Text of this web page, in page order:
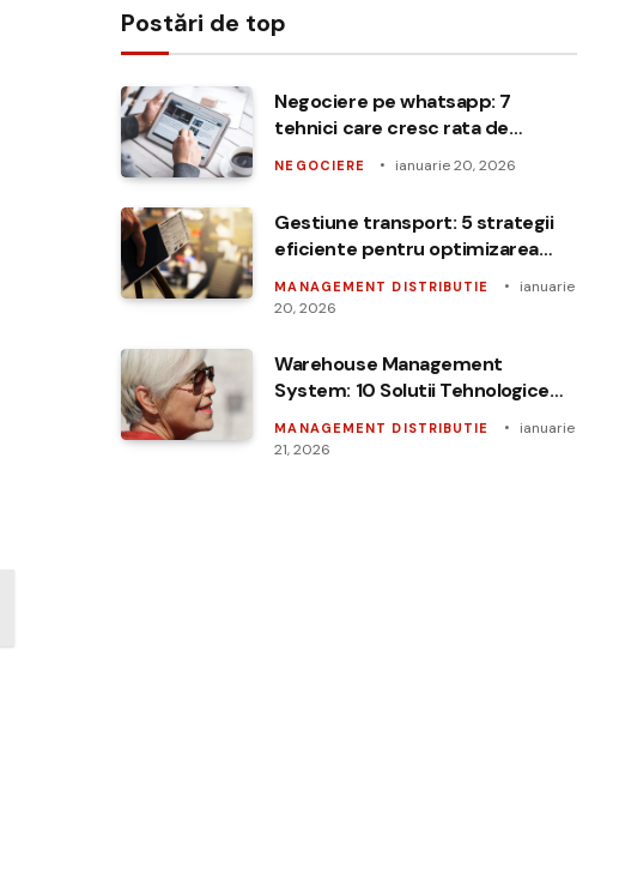
Postări de top
Negociere pe whatsapp: 7
tehnici care cresc rata de
NEGOCIERE ianuarie 20, 2026
Gestiune transport: 5 strategii
eficiente pentru optimizarea
MANAGEMENT DISTRIBUTIE
ianuarie
20, 2026
Warehouse Management
System: 10 Solutii Tehnologice
MANAGEMENT DISTRIBUTIE
ianuarie
21, 2026